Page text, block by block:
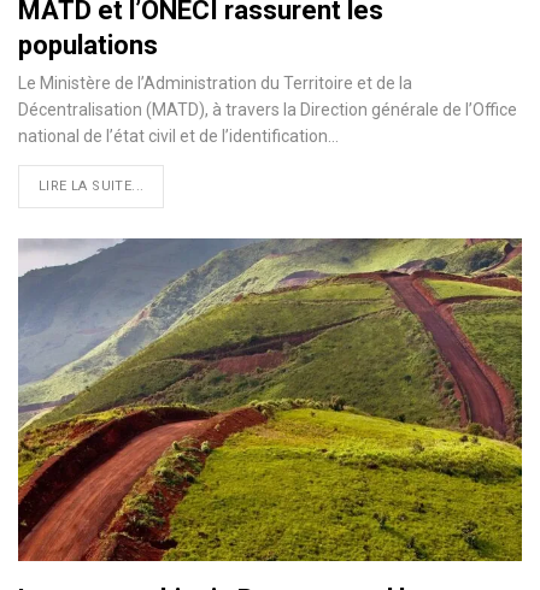
MATD et l’ONECI rassurent les
populations
Le Ministère de l’Administration du Territoire et de la
Décentralisation (MATD), à travers la Direction générale de l’Office
national de l’état civil et de l’identification…
LIRE LA SUITE...